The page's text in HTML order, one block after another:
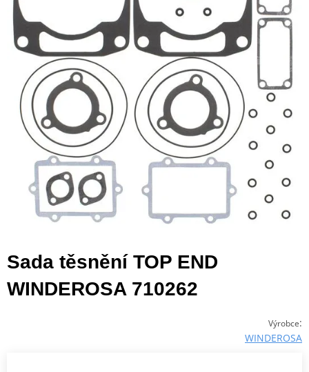
Sada těsnění TOP END
WINDEROSA 710262
Výrobce:
WINDEROSA